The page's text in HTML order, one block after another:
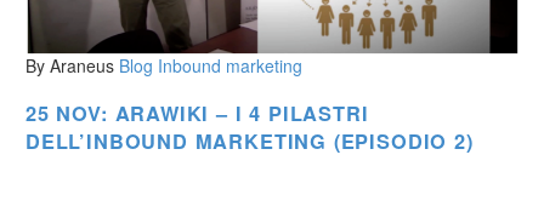
By Araneus Blog Inbound marketing
25 NOV: ARAWIKI – I 4 PILASTRI
DELL’INBOUND MARKETING (EPISODIO 2)